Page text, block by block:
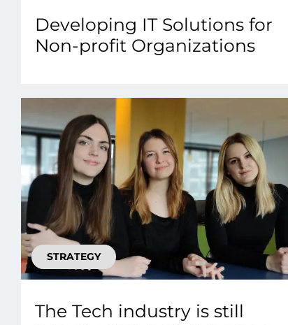
Developing IT Solutions for
Non-profit Organizations
STRATEGY
The Tech industry is still